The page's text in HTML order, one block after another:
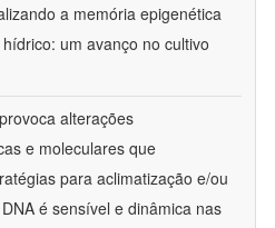
a memória epigenética
um avanço no cultivo
alterações
e moleculares que
para aclimatização e/ou
é sensível e dinâmica nas